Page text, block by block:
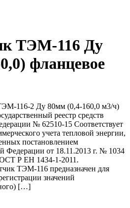
ТЭМ-116 Ду
фланцевое
116-2 Ду 80мм (0,4-160,0 м3/ч)
реестр средств
№ 62510-15 Соответствует
учета тепловой энергии,
постановлением
Федерации от 18.11.2013 г. № 1034
Р ЕН 1434-1-2011.
ТЭМ-116 предназначен для
значений
[…]